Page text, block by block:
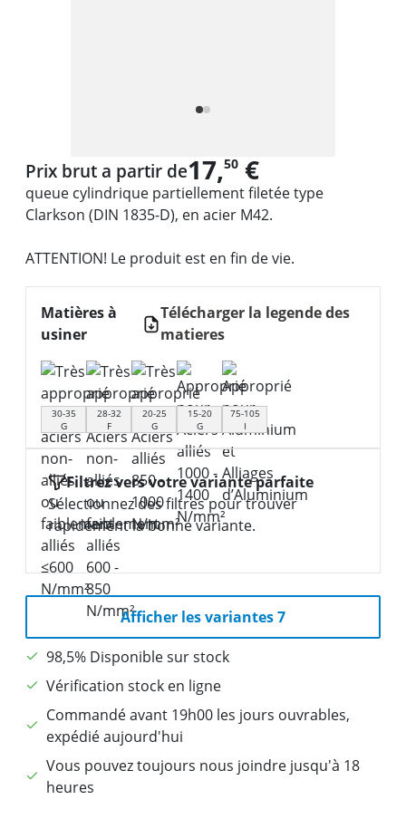
Prix brut a partir de17,50 €
queue cylindrique partiellement filetée type
Clarkson (DIN 1835-D), en acier M42.
ATTENTION! Le produit est en fin de vie.
Matières à
usiner
Télécharger la legende des
matieres
30-35
G
28-32
F
20-25
G
15-20
G
75-105
I
Filtrez vers votre variante parfaite
Sélectionnez des filtres pour trouver
rapidement la bonne variante.
Afficher les variantes 7
98,5% Disponible sur stock
Vérification stock en ligne
Commandé avant 19h00 les jours ouvrables,
expédié aujourd'hui
Vous pouvez toujours nous joindre jusqu'à 18
heures